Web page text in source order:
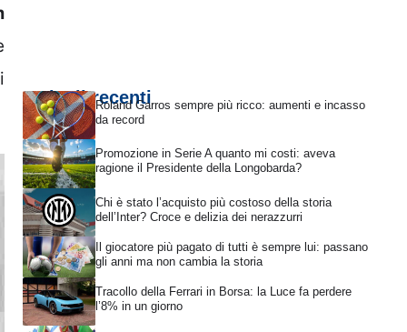
Articoli recentiRoland Garros sempre più ricco: aumenti e incasso
da record
Promozione in Serie A quanto mi costi: aveva
ragione il Presidente della Longobarda?
Chi è stato l’acquisto più costoso della storia
dell’Inter? Croce e delizia dei nerazzurri
Il giocatore più pagato di tutti è sempre lui: passano
gli anni ma non cambia la storia
Tracollo della Ferrari in Borsa: la Luce fa perdere
l’8% in un giorno